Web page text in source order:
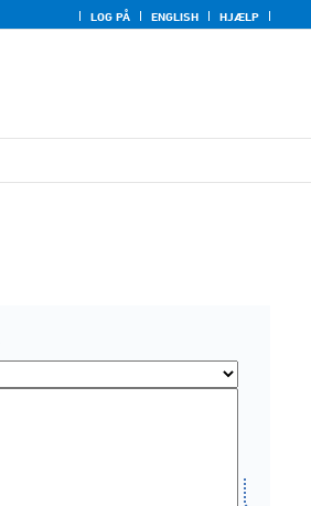
LOG PÅ ENGLISH HJÆLP